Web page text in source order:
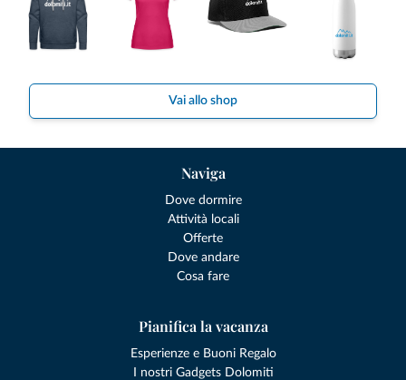
Vai allo shop
Naviga
Dove dormire
Attività locali
Offerte
Dove andare
Cosa fare
Pianifica la vacanza
Esperienze e Buoni Regalo
I nostri Gadgets Dolomiti